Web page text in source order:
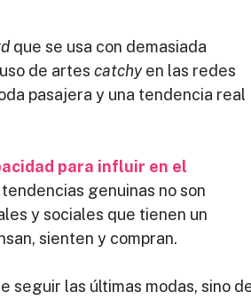
que se usa con demasiada
de artes catchy en las redes
pasajera y una tendencia real
para influir en el
tendencias genuinas no son
y sociales que tienen un
sienten y compran.
seguir las últimas modas, sino